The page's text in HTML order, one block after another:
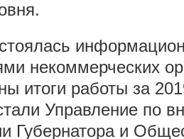
некоммерческих
итоги работы за
Управление по
Губернатора и